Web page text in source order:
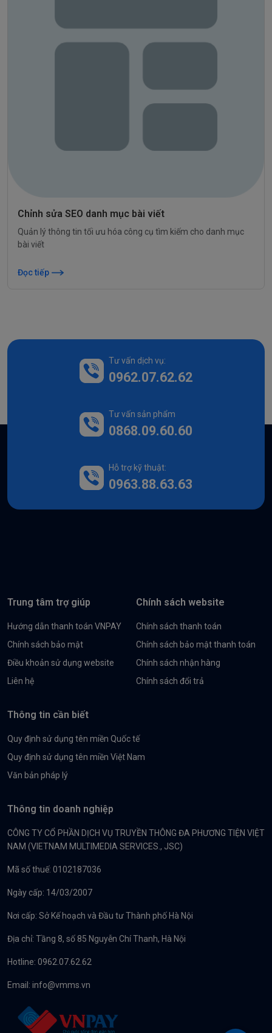
Chỉnh sửa SEO danh mục bài viết
Quản lý thông tin tối ưu hóa công cụ tìm kiếm cho danh mục
bài viết
Đọc tiếp
Tư vấn dịch vụ:
0962.07.62.62
Tư vấn sản phẩm
0868.09.60.60
Hỗ trợ kỹ thuật:
0963.88.63.63
Trung tâm trợ giúp
Hướng dẫn thanh toán VNPAY
Chính sách bảo mật
Điều khoản sử dụng website
Liên hệ
Chính sách website
Chính sách thanh toán
Chính sách bảo mật thanh toán
Chính sách nhận hàng
Chính sách đổi trả
Thông tin cần biết
Quy định sử dụng tên miền Quốc tế
Quy định sử dụng tên miền Việt Nam
Văn bản pháp lý
Thông tin doanh nghiệp
CÔNG TY CỔ PHẦN DỊCH VỤ TRUYỀN THÔNG ĐA PHƯƠNG TIỆN VIỆT
NAM (VIETNAM MULTIMEDIA SERVICES., JSC)
Mã số thuế: 0102187036
Ngày cấp: 14/03/2007
Nơi cấp: Sở Kế hoạch và Đầu tư Thành phố Hà Nội
Địa chỉ: Tầng 8, số 85 Nguyễn Chí Thanh, Hà Nội
Hotline: 0962.07.62.62
Email: info@vmms.vn